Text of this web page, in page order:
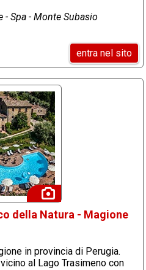
- Spa - Monte Subasio
entra nel sito
della Natura - Magione
in provincia di Perugia.
al Lago Trasimeno con